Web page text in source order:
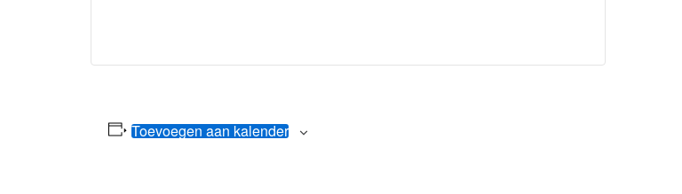
Toevoegen aan kalender